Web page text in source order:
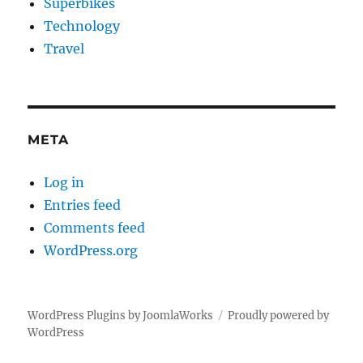
Technology
Travel
META
Log in
Entries feed
Comments feed
WordPress.org
WordPress Plugins by JoomlaWorks
Proudly powered by
WordPress